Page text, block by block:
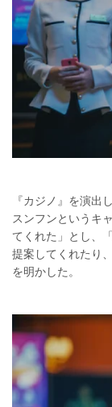
『カジノ』を演出
スンフンというキ
てくれた」とし、
提案してくれたり
を明かした。